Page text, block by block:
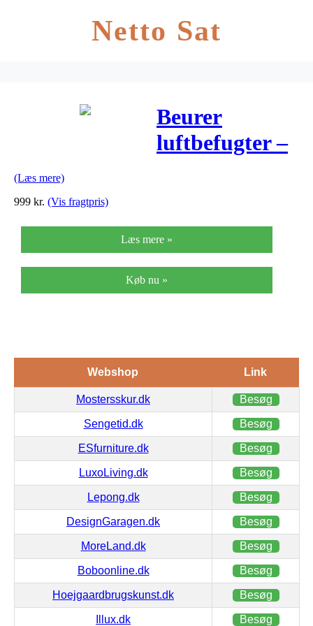
Netto Sat
Beurer
luftbefugter –
(Læs mere)
999 kr. (Vis fragtpris)
Læs mere »
Køb nu »
Webshop Link
Mostersskur.dk Besøg
Sengetid.dk Besøg
ESfurniture.dk Besøg
LuxoLiving.dk Besøg
Lepong.dk Besøg
DesignGaragen.dk Besøg
MoreLand.dk Besøg
Boboonline.dk Besøg
Hoejgaardbrugskunst.dk Besøg
Illux.dk Besøg